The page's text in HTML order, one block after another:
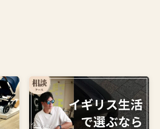
ビュー検査済み店舗管理人
直営店 【楽天市場】モン
1924年の老舗卸会社が運営
ルベビーNaturalBaby ショッ